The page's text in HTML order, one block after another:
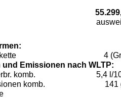
4
und Emissionen nach WLTP:
komb.
5,4 l/
komb.
141